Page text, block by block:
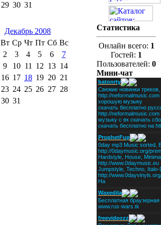
29 30 31
Декабрь 2008
Вт Ср Чт Пт Сб Вс
2 3 4 5 6
7
9 10 11 12 13 14
16 17 18 19 20 21
23 24 25 26 27 28
30 31
Статистика
Онлайн всего: 1
Гостей: 1
Пользователей: 0
Мини-чат